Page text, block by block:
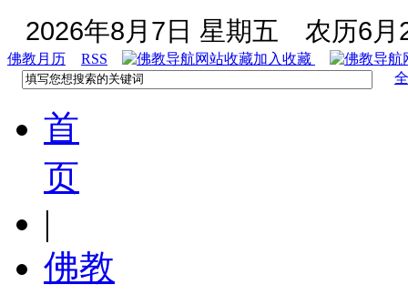
2026年8月7日 星期五 农历6月
佛教月历 RSS
加入收藏
首
页
|
佛教